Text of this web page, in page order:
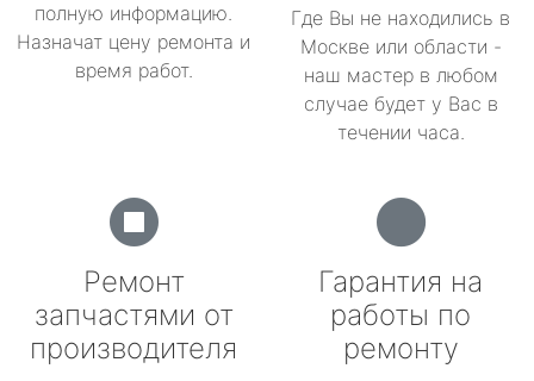
полную информацию.
Назначат цену ремонта и
время работ.
Где Вы не находились в
Москве или области -
наш мастер в любом
случае будет у Вас в
течении часа.
Ремонт
запчастями от
производителя
Гарантия на
работы по
ремонту